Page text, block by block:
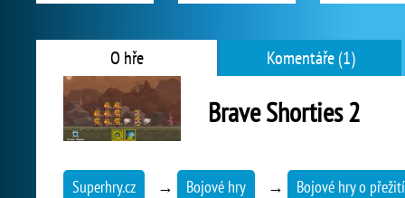
O hře Komentáře (1)
Brave Shorties 2
Superhry.cz → Bojové hry → Bojové hry o přežití